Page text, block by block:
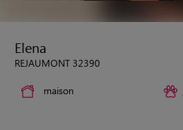
Elena
REJAUMONT 32390
maison